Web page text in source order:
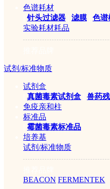
色谱耗材
|针头过滤器 滤膜 色谱
实验耗材耗品
试剂/标准物质
试剂盒
真菌毒素试剂盒 兽药
免疫亲和柱
标准品
霉菌毒素标准品
培养基
试剂/标准物质
BEACON FERMENTEK
可补碱，更人性
增设蒸发炉
全系数；
●增加蒸发炉过
爆瓶现象，提
样品检测结
仪器内部各
参数升级后工
新一代接收
管，使人机交